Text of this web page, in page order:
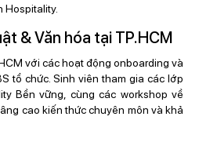
Hospitality.
& Văn hóa tại TP.HCM
với các hoạt động onboarding và
tổ chức. Sinh viên tham gia các lớp
Bền vững, cùng các workshop về
cao kiến thức chuyên môn và khả